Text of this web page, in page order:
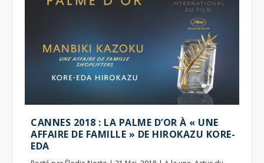
CANNES 2018 : LA PALME D’OR À « UNE
AFFAIRE DE FAMILLE » DE HIROKAZU KORE-
EDA